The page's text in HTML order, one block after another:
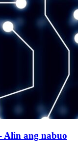
Alin ang nabuo